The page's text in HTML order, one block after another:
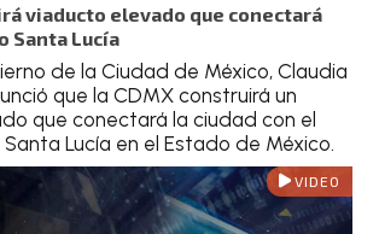
viaducto elevado que conectará
Santa Lucía
de la Ciudad de México, Claudia
que la CDMX construirá un
que conectará la ciudad con el
Lucía en el Estado de México.
VIDEO